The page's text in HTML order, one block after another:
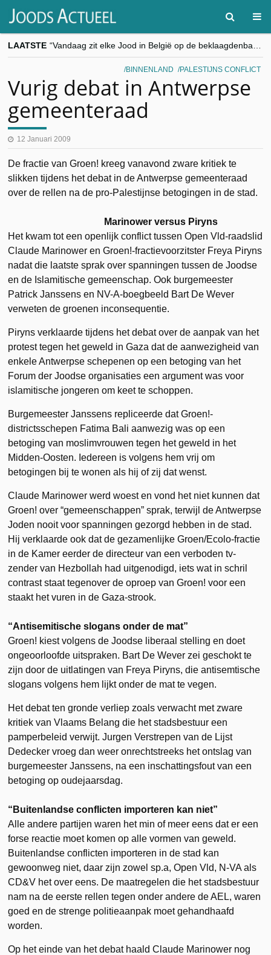
LAATSTE
goKosher lanceert nieuwe website en samenwerking met Mishpacha voor kosher travel en simchas wereldwijd
Religieuze besnijdenis en toekomst van Joods leven centraal tijdens conferentie in Brussel
BINNENLAND PALESTIJNS CONFLICT
Vurig debat in Antwerpse
gemeenteraad
12 Januari 2009
De fractie van Groen! kreeg vanavond zware kritiek te
slikken tijdens het debat in de Antwerpse gemeenteraad
over de rellen na de pro-Palestijnse betogingen in de stad.
Marinower versus Piryns
Het kwam tot een openlijk conflict tussen Open Vld-raadslid
Claude Marinower en Groen!-fractievoorzitster Freya Piryns
nadat die laatste sprak over spanningen tussen de Joodse
en de Islamitische gemeenschap. Ook burgemeester
Patrick Janssens en NV-A-boegbeeld Bart De Wever
verweten de groenen inconsequentie.
Piryns verklaarde tijdens het debat over de aanpak van het
protest tegen het geweld in Gaza dat de aanwezigheid van
enkele Antwerpse schepenen op een betoging van het
Forum der Joodse organisaties een argument was voor
islamitische jongeren om keet te schoppen.
Burgemeester Janssens repliceerde dat Groen!-
districtsschepen Fatima Bali aanwezig was op een
betoging van moslimvrouwen tegen het geweld in het
Midden-Oosten. Iedereen is volgens hem vrij om
betogingen bij te wonen als hij of zij dat wenst.
Claude Marinower werd woest en vond het niet kunnen dat
Groen! over “gemeenschappen” sprak, terwijl de Antwerpse
Joden nooit voor spanningen gezorgd hebben in de stad.
Hij verklaarde ook dat de gezamenlijke Groen/Ecolo-fractie
in de Kamer eerder de directeur van een verboden tv-
zender van Hezbollah had uitgenodigd, iets wat in schril
contrast staat tegenover de oproep van Groen! voor een
staakt het vuren in de Gaza-strook.
“Antisemitische slogans onder de mat”
Groen! kiest volgens de Joodse liberaal stelling en doet
ongeoorloofde uitspraken. Bart De Wever zei geschokt te
zijn door de uitlatingen van Freya Piryns, die antisemtische
slogans volgens hem lijkt onder de mat te vegen.
Het debat ten gronde verliep zoals verwacht met zware
kritiek van Vlaams Belang die het stadsbestuur een
pamperbeleid verwijt. Jurgen Verstrepen van de Lijst
Dedecker vroeg dan weer onrechtstreeks het ontslag van
burgemeester Janssens, na een inschattingsfout van een
betoging op oudejaarsdag.
“Buitenlandse conflicten importeren kan niet”
Alle andere partijen waren het min of meer eens dat er een
forse reactie moet komen op alle vormen van geweld.
Buitenlandse conflicten importeren in de stad kan
gewoonweg niet, daar zijn zowel sp.a, Open Vld, N-VA als
CD&V het over eens. De maatregelen die het stadsbestuur
nam na de eerste rellen tegen onder andere de AEL, waren
goed en de strenge politieaanpak moet gehandhaafd
worden.
Op het einde van het debat haald Claude Marinower nog